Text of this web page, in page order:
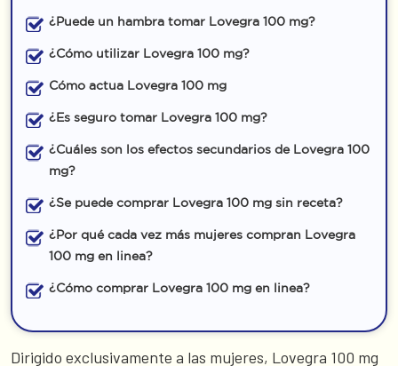
¿Puede un hambra tomar Lovegra 100 mg?
¿Cómo utilizar Lovegra 100 mg?
Cómo actua Lovegra 100 mg
¿Es seguro tomar Lovegra 100 mg?
¿Cuáles son los efectos secundarios de Lovegra 100
mg?
¿Se puede comprar Lovegra 100 mg sin receta?
¿Por qué cada vez más mujeres compran Lovegra
100 mg en linea?
¿Cómo comprar Lovegra 100 mg en linea?
Dirigido exclusivamente a las mujeres, Lovegra 100 mg